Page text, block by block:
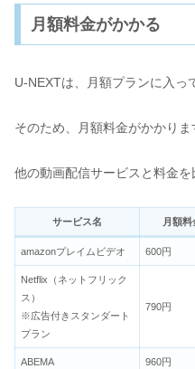
月額料金がかかる
U-NEXTは、月額プランに入っ
そのため、月額料金がかかりま
他の動画配信サービスと料金を
サービス名 月額料
amazonプレイムビデオ 600円
Netflix（ネットフリック
ス）
※広告付きスタンダート
プラン
790円
ABEMA 960円